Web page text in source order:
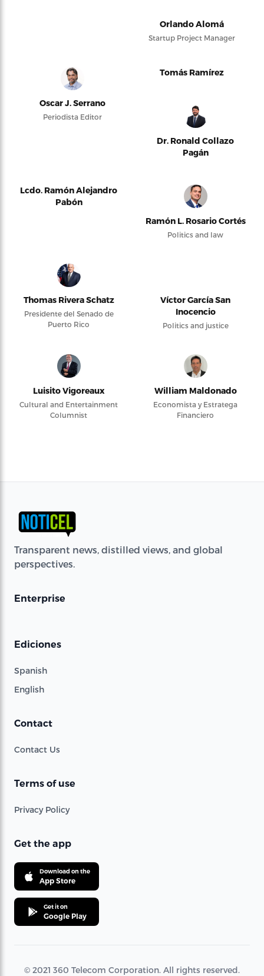
Orlando Alomá
Startup Project Manager
Oscar J. Serrano
Periodista Editor
Tomás Ramírez
Dr. Ronald Collazo
Pagán
Lcdo. Ramón Alejandro
Pabón
Ramón L. Rosario Cortés
Politics and law
Thomas Rivera Schatz
Presidente del Senado de
Puerto Rico
Víctor García San
Inocencio
Politics and justice
Luisito Vigoreaux
Cultural and Entertainment
Columnist
William Maldonado
Economista y Estratega
Financiero
Transparent news, distilled views, and global
perspectives.
Enterprise
Ediciones
Spanish
English
Contact
Contact Us
Terms of use
Privacy Policy
Get the app
Download on the
App Store
Get it on
Google Play
© 2021 360 Telecom Corporation. All rights reserved.